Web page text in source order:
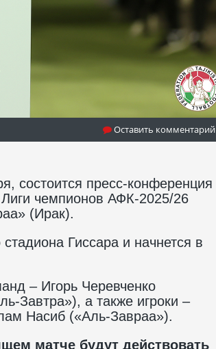
Оставить комментарий
состоится пресс-конференция
Лиги чемпионов АФК-2025/26
(Ирак).
Гиссара и начнется в
– Игорь Черевченко
Завтра»), а также игроки –
Насиб («Аль-Завраа»).
матче будут действовать